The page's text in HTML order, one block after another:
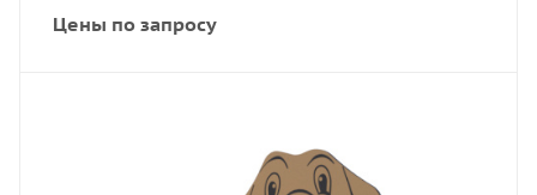
Цены по запросу